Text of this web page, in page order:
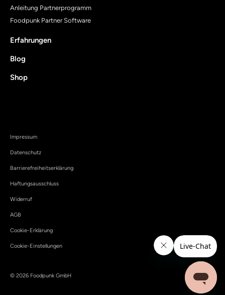
Anleitung Partnerprogramm
Foodpunk Partner Software
Erfahrungen
Blog
Shop
Impressum
Datenschutz
Barrierefreiheitserklärung
Haftungsausschluss
Widerruf
AGB
Cookie-Erklärung
Cookie-Einstellungen
© 2026 Foodpunk GmbH